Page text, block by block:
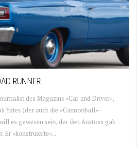
RUNNER
des Magazins «Car and Driver»,
Yates (der auch die «Cannonball»-
es gewesen sein, der den Anstoss gab
Er «konstruierte»...